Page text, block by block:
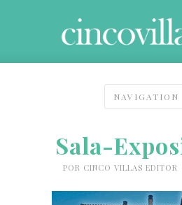
Sala-
POR CINCO VILLAS EDITOR